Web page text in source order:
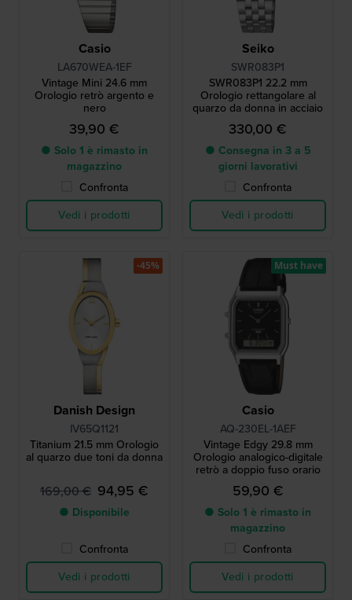
Casio
LA670WEA-1EF
Vintage Mini 24.6 mm
Orologio retrò argento e
nero
39,90 €
● Solo 1 è rimasto in
magazzino
Confronta
Vedi i prodotti
Seiko
SWR083P1
SWR083P1 22.2 mm
Orologio rettangolare al
quarzo da donna in acciaio
330,00 €
● Consegna in 3 a 5
giorni lavorativi
Confronta
Vedi i prodotti
Danish Design
IV65Q1121
Titanium 21.5 mm Orologio
al quarzo due toni da donna
169,00 € 94,95 €
● Disponibile
Confronta
Vedi i prodotti
-45%
Casio
AQ-230EL-1AEF
Vintage Edgy 29.8 mm
Orologio analogico-digitale
retrò a doppio fuso orario
59,90 €
● Solo 1 è rimasto in
magazzino
Confronta
Vedi i prodotti
Must have